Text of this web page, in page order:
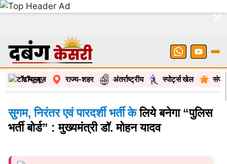
×
टॉप न्यूज़ राज्य-शहर अंतर्राष्ट्रीय स्पोर्ट्स खेल
सुगम, निरंतर एवं पारदर्शी भर्ती केलिये बनेगा “पुलिस
भर्ती बोर्ड” : मुख्यमंत्री डॉ. मोहन यादव